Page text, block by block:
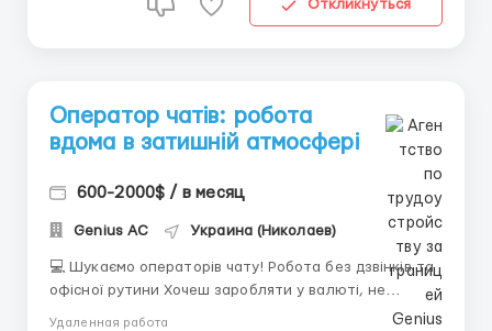
Откликнуться
Оператор чатів: робота
вдома в затишній атмосфері
600-2000$ / в месяц
Genius AС Украина (Николаев)
💻 Шукаємо операторів чату! Робота без дзвінків та
офісної рутини Хочеш заробляти у валюті, не
виходячи з дому? Ми пропонуємо просту та цікаву
Удаленная работа